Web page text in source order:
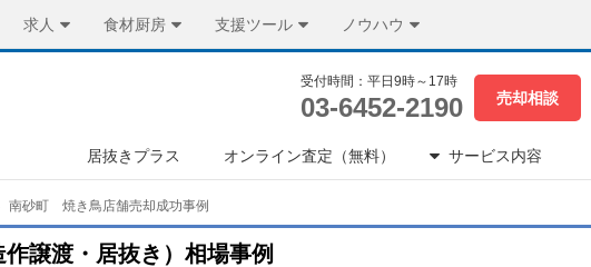
求人 食材厨房 支援ツール ノウハウ
受付時間：平日9時～17時
03-6452-2190 売却相談
居抜きプラス オンライン査定（無料） サービス内容
南砂町 焼き鳥店舗売却成功事例
譲渡・居抜き）相場事例